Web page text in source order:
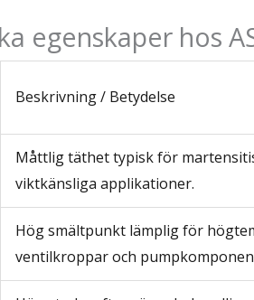
egenskaper hos
Beskrivning / Betydelse
Måttlig täthet typisk för
viktkänsliga applikationer.
Hög smältpunkt lämplig för
ventilkroppar och